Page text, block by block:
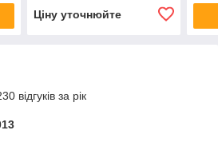
Ціну уточнюйте
відгуків за рік